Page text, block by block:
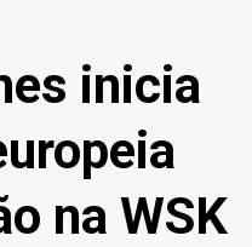
inicia
na WSK